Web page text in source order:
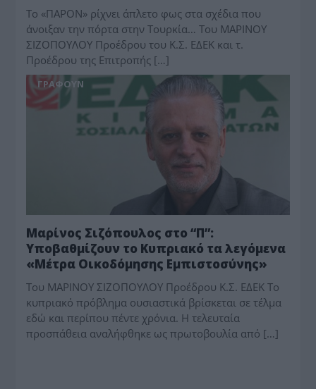
Το «ΠΑΡΟΝ» ρίχνει άπλετο φως στα σχέδια που
άνοιξαν την πόρτα στην Τουρκία… Του ΜΑΡΙΝΟΥ
ΣΙΖΟΠΟΥΛΟΥ Προέδρου του Κ.Σ. ΕΔΕΚ και τ.
Προέδρου της Επιτροπής […]
ΓΡΆΦΟΥΝ
Μαρίνος Σιζόπουλος στο “Π”:
Υποβαθμίζουν το Κυπριακό τα λεγόμενα
«Μέτρα Οικοδόμησης Εμπιστοσύνης»
Του ΜΑΡΙΝΟΥ ΣΙΖΟΠΟΥΛΟΥ Προέδρου Κ.Σ. ΕΔΕΚ Το
κυπριακό πρόβλημα ουσιαστικά βρίσκεται σε τέλμα
εδώ και περίπου πέντε χρόνια. Η τελευταία
προσπάθεια αναλήφθηκε ως πρωτοβουλία από […]